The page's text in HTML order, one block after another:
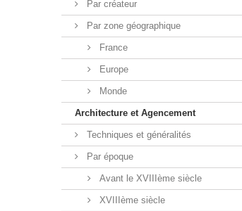
Par créateur
Par zone géographique
France
Europe
Monde
Architecture et Agencement
Techniques et généralités
Par époque
Avant le XVIIIème siècle
XVIIIème siècle